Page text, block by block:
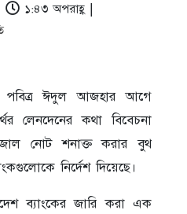
১:৪৩ অপরাহ্ণ |
পবিত্র ঈদুল আজহার আগে
লেনদেনের কথা বিবেচনা
নোট শনাক্ত করার বুথ
নির্দেশ দিয়েছে।
ব্যাংকের জারি করা এক